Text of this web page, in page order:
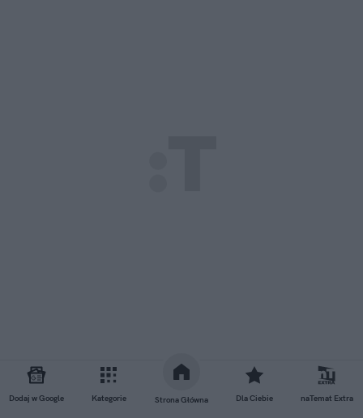
Dodaj w Google Kategorie Strona Główna Dla Ciebie naTemat Extra